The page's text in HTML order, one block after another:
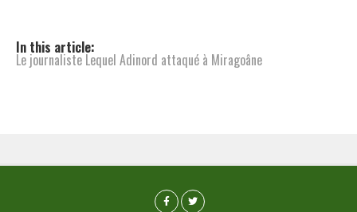
In this article:
Le journaliste Lequel Adinord attaqué à Miragoâne